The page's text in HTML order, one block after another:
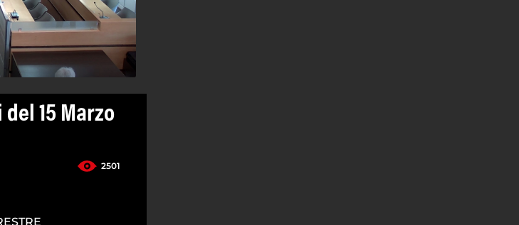
15 Marzo
2501